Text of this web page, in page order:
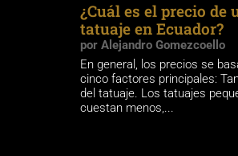
¿Cuál es el precio de
tatuaje en Ecuador?
por Alejandro Gomezcoello
En general, los precios se
cinco factores principales:
del tatuaje. Los tatuajes
cuestan menos,...